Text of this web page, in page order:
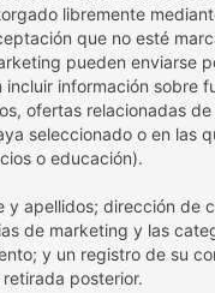
libremente
que no esté
pueden enviarse
información sobre
ofertas relacionadas
seleccionado o en las
o educación).
y apellidos; dirección de
de marketing y las
y un registro de su
posterior.